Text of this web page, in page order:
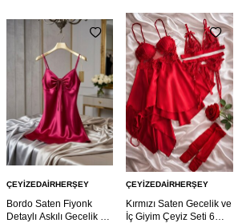
ÇEYIZEDAIRHERŞEY
Bordo Saten Fiyonk
Detaylı Askılı Gecelik –
ÇEYIZEDAIRHERŞEY
Kırmızı Saten Gecelik ve
İç Giyim Çeyiz Seti 6